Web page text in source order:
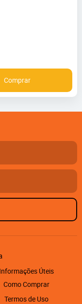
Comprar
Informações Úteis
Como Comprar
Termos de Uso